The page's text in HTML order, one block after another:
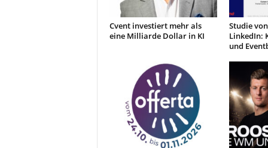
Cvent investiert mehr als
eine Milliarde Dollar in KI
Studie
LinkedIn:
und